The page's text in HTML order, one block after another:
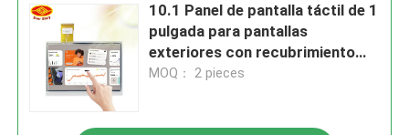
10.1 Panel de pantalla táctil de 1
pulgada para pantallas
exteriores con recubrimiento
antihuellas dactilares
MOQ： 2 pieces